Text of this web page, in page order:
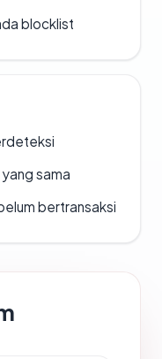
blocklist
sama
bertransaksi